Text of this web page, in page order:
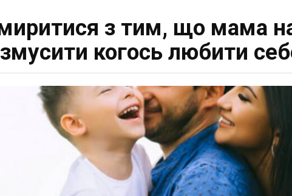
з тим, що мама
когось любити